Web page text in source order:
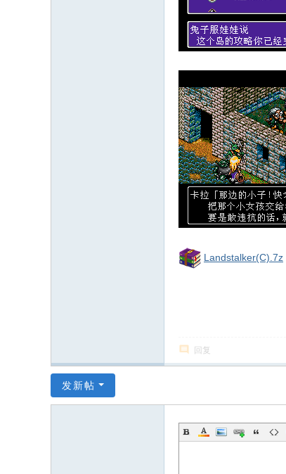
Landstalker(C).7z
回复
发新帖